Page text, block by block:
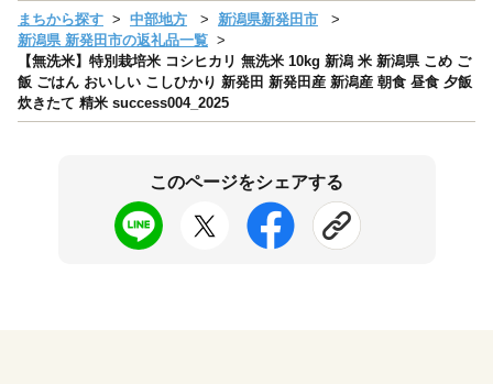
まちから探す 中部地方
新潟県新発田市
新潟県 新発田市の返礼品一覧
【無洗米】特別栽培米 コシヒカリ 無洗米 10kg 新潟 米 新潟県 こめ ご
飯 ごはん おいしい こしひかり 新発田 新発田産 新潟産 朝食 昼食 夕飯
炊きたて 精米 success004_2025
このページをシェアする